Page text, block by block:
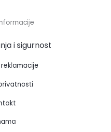
i sigurnost